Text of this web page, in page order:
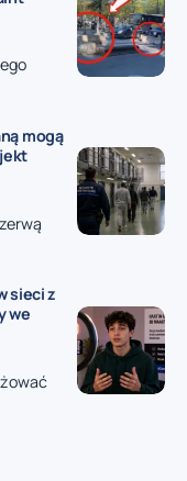
mogą
sieci z
we